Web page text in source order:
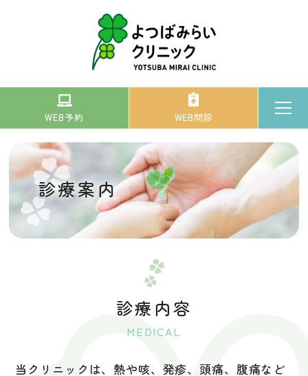
WEB予約 WEB問診
診療案内
診療内容
MEDICAL
当クリニックは、熱や咳、発疹、頭痛、腹痛など